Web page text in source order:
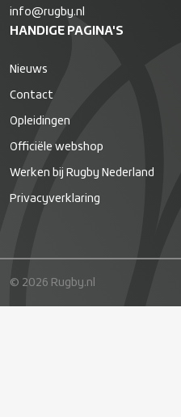
info@rugby.nl
HANDIGE PAGINA'S
Nieuws
Contact
Opleidingen
Officiële webshop
Werken bij Rugby Nederland
Privacyverklaring
© 2026 Rugby.nl